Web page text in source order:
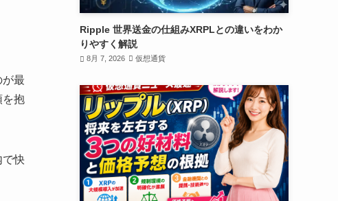
最
を抱
で快
Ripple 世界送金の仕組みXRPLとの違いをわか
りやすく解説
8月 7, 2026 仮想通貨